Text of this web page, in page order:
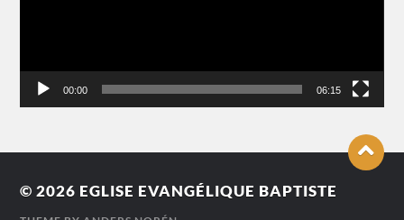
00:00 06:15
© 2026 EGLISE EVANGÉLIQUE BAPTISTE